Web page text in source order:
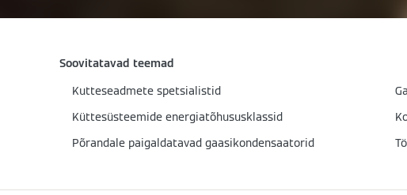
Soovitatavad teemad
Kutteseadmete spetsialistid
Küttesüsteemide energiatõhususklassid
Põrandale paigaldatavad gaasikondensaatorid